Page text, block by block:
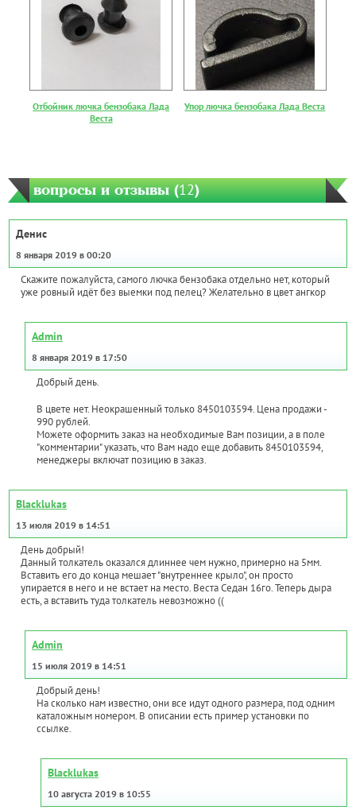
Отбойник лючка бензобака Лада
Веста
Упор лючка бензобака Лада Веста
вопросы и отзывы (12)
Денис
8 января 2019 в 00:20
Скажите пожалуйста, самого лючка бензобака отдельно нет, который
уже ровный идёт без выемки под пелец? Желательно в цвет ангкор
Admin
8 января 2019 в 17:50
Добрый день.
В цвете нет. Неокрашенный только 8450103594. Цена продажи -
990 рублей.
Можете оформить заказ на необходимые Вам позиции, а в поле
"комментарии" указать, что Вам надо еще добавить 8450103594,
менеджеры включат позицию в заказ.
Blacklukas
13 июля 2019 в 14:51
День добрый!
Данный толкатель оказался длиннее чем нужно, примерно на 5мм.
Вставить его до конца мешает "внутреннее крыло", он просто
упирается в него и не встает на место. Веста Седан 16го. Теперь дыра
есть, а вставить туда толкатель невозможно ((
Admin
15 июля 2019 в 14:51
Добрый день!
На сколько нам известно, они все идут одного размера, под одним
каталожным номером. В описании есть пример установки по
ссылке.
Blacklukas
10 августа 2019 в 10:55